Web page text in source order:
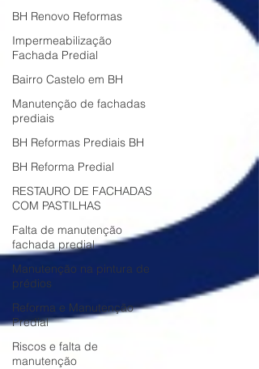
BH Renovo Reformas
Impermeabilização
Fachada Predial
Bairro Castelo em BH
Manutenção de fachadas
prediais
BH Reformas Prediais BH
BH Reforma Predial
RESTAURO DE FACHADAS
COM PASTILHAS
Falta de manutenção
fachada predial
Manutenção na pintura de
prédios
Reforma e Manutenção
Predial
Riscos e falta de
manutenção